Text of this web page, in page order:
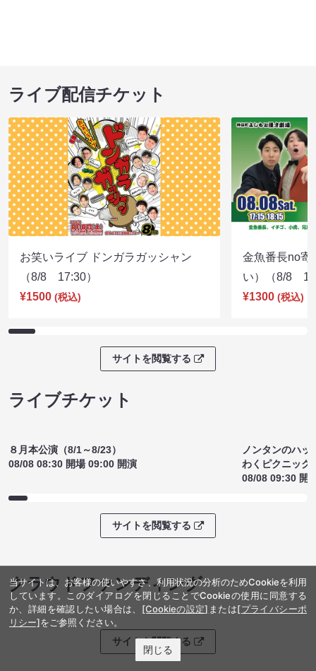
ライブ配信チケット
お笑いライブ ドンガラガッシャン
（8/8 17:30）
¥1500 (税込)
金魚番長no寄
い）（8/8
¥1300 (税込)
サイトを閲覧する
ライブチケット
08/08 08:30 開場 09:00 開演
08/08 09:30 開
サイトを閲覧する
当サイトは、お客様の使いやすさ、利用状況の分析のためCookieを利用
しています。このダイアログを閉じることでCookieの使用に同意する
か、詳細を確認したい場合は、 [Cookieの設定] または[プライバシーポ
リシー]をご参照ください。
閉じる